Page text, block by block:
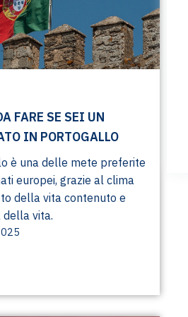
FARE SE SEI UN
IN PORTOGALLO
è una delle mete preferite
europei, grazie al clima
della vita contenuto e
vita.